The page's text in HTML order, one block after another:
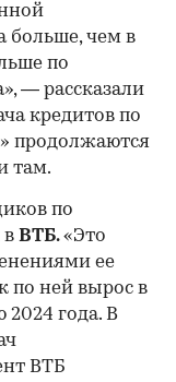
больше, чем в
по
— рассказали
кредитов по
продолжаются
там.
по
в ВТБ.«Это
ее
по ней вырос в
2024 года. В
ВТБ